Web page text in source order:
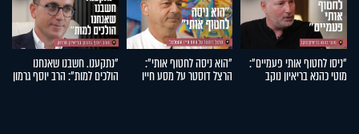
"ניסו לחטוף אותי פעמיים":
מוטי כהנא בריאיון נוקב
"הוא ניסה לחטוף אותי":
הרצל דוסטר על מסע חייו
"נתקענו. חשבנו שאנחנו
הולכים למות": הרב יוסף גרמון